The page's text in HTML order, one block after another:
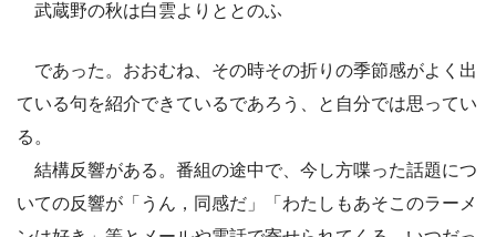
武蔵野の秋は白雲よりととのふ
であった。おおむね、その時その折りの季節感がよく出
ている句を紹介できているであろう、と自分では思ってい
る。
結構反響がある。番組の途中で、今し方喋った話題につ
いての反響が「うん，同感だ」「わたしもあそこのラーメ